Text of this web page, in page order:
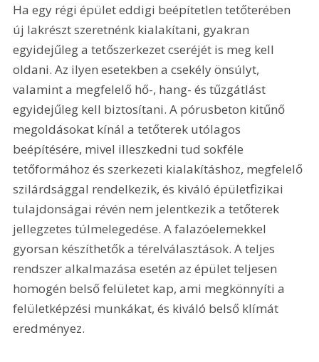
Ha egy régi épület eddigi beépítetlen tetőterében
új lakrészt szeretnénk kialakítani, gyakran
egyidejűleg a tetőszerkezet cseréjét is meg kell
oldani. Az ilyen esetekben a csekély önsúlyt,
valamint a megfelelő hő-, hang- és tűzgátlást
egyidejűleg kell biztosítani. A pórusbeton kitűnő
megoldásokat kínál a tetőterek utólagos
beépítésére, mivel illeszkedni tud sokféle
tetőformához és szerkezeti kialakításhoz, megfelelő
szilárdsággal rendelkezik, és kiváló épületfizikai
tulajdonságai révén nem jelentkezik a tetőterek
jellegzetes túlmelegedése. A falazóelemekkel
gyorsan készíthetők a térelválasztások. A teljes
rendszer alkalmazása esetén az épület teljesen
homogén belső felületet kap, ami megkönnyíti a
felületképzési munkákat, és kiváló belső klímát
eredményez.